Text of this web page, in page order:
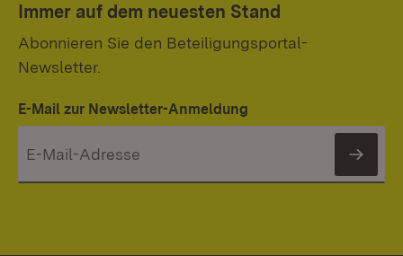
Immer auf dem neuesten Stand
Abonnieren Sie den Beteiligungsportal-
Newsletter.
E-Mail zur Newsletter-Anmeldung